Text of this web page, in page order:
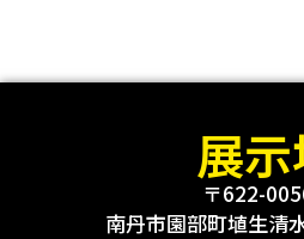
展
〒622-
南丹市園部町埴生清